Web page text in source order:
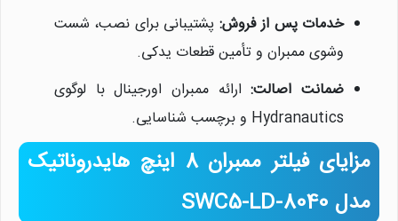
خدمات پس از فروش: پشتیبانی برای نصب، شست
وشوی ممبران و تأمین قطعات یدکی.
ضمانت اصالت:ارائه ممبران اورجینال با لوگوی
Hydranautics و برچسب شناسایی.
مزایای فیلتر ممبران 8 اینچ هایدروناتیک
مدل SWC5-LD-8040